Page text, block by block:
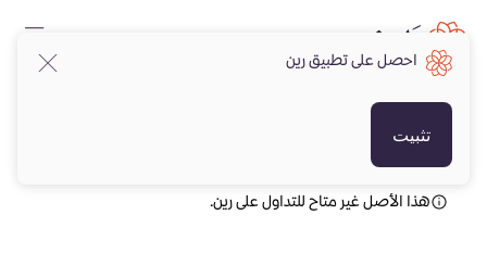
هذا الأصل غير متاح للتداول على رين.
احصل على تطبيق رين
تثبيت